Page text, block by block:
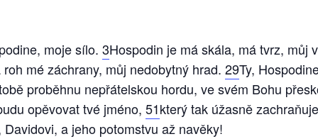
moje sílo. 3Hospodin je má skála, má tvrz, můj
mé záchrany, můj nedobytný hrad. 29Ty,
proběhnu nepřátelskou hordu, ve svém Bohu
opěvovat tvé jméno, 51který tak úžasně
a jeho potomstvu až navěky!